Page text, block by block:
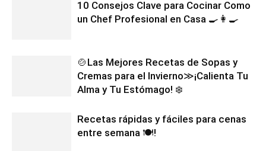
10 Consejos Clave para Cocinar Como
un Chef Profesional en Casa 🍳👩‍🍳
🍲Las Mejores Recetas de Sopas y
Cremas para el Invierno≫¡Calienta Tu
Alma y Tu Estómago! ❄️
Recetas rápidas y fáciles para cenas
entre semana 🍽️!